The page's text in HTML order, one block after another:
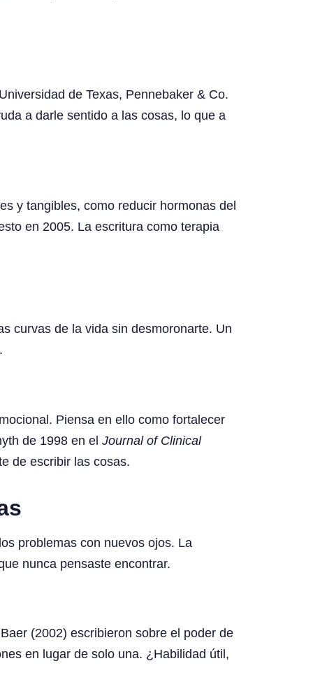
de Texas, Pennebaker & Co.
a darle sentido a las cosas, lo que a
y tangibles, como reducir hormonas del
en 2005. La escritura como terapia
curvas de la vida sin desmoronarte. Un
Piensa en ello como fortalecer
de 1998 en el Journal of Clinical
de escribir las cosas.
problemas con nuevos ojos. La
nunca pensaste encontrar.
(2002) escribieron sobre el poder de
en lugar de solo una. ¿Habilidad útil,